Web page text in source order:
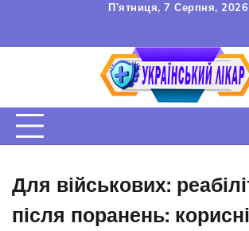
вмісту
П’ятниця, 7 Серпня, 2026
Для військових:
після поранень: